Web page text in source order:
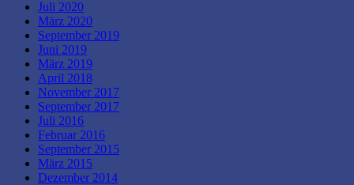
Juli 2020
März 2020
September 2019
Juni 2019
März 2019
April 2018
November 2017
September 2017
Juli 2016
Februar 2016
September 2015
März 2015
Dezember 2014